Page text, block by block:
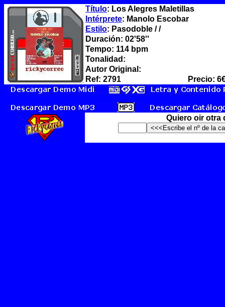
Título: Los Alegres Maletillas
Intérprete: Manolo Escobar
Estilo: Pasodoble / /
Duración: 02'58''
Tempo: 114 bpm
Tonalidad:
Autor Original:
Ref: 2791
Precio:
Quiero oir otra